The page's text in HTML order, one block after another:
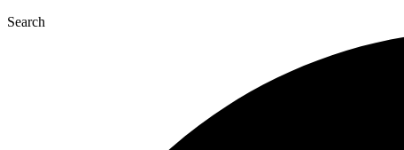
Search